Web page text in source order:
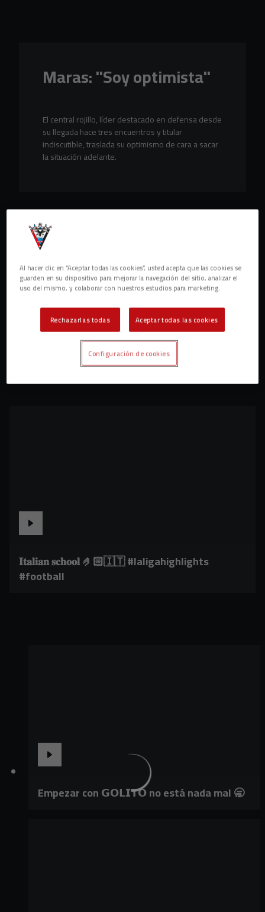
Maras: "Soy optimista"
El central rojillo, líder destacado en defensa desde
su llegada hace tres encuentros y titular
indiscutible, traslada su optimismo de cara a sacar
la situación adelante.
𝐈𝐭𝐚𝐥𝐢𝐚𝐧 𝐬𝐜𝐡𝐨𝐨𝐥 🤌🏻🇮🇹 #laligahighlights
#football
Empezar con 𝗚𝗢𝗟𝗜𝗧𝗢 no está nada mal 🥱
Al hacer clic en “Aceptar todas las cookies”, usted acepta que las cookies se
guarden en su dispositivo para mejorar la navegación del sitio, analizar el
uso del mismo, y colaborar con nuestros estudios para marketing.
Rechazarlas todas Aceptar todas las cookies
Configuración de cookies